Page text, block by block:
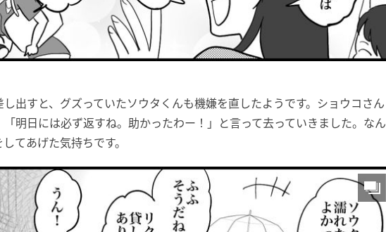
出すと、グズっていたソウタくんも機嫌を直したようです。ショウコさん
明日には必ず返すね。助かったわー！」と言って去っていきました。なん
てあげた気持ちです。